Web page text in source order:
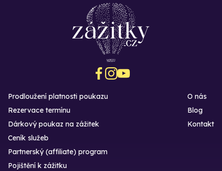
Prodloužení platnosti poukazu
Rezervace termínu
Dárkový poukaz na zážitek
O nás
Blog
Kontakt
Ceník služeb
Partnerský (affiliate) program
Pojištění k zážitku